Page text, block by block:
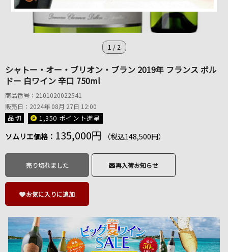
1 / 2
シャトー・オー・ブリオン・ブラン 2019年 フランス ボル
ドー 白ワイン 辛口 750ml
商品番号：2101020022541
販売日：2024年 08月 27日 12:00
品切 1,350 ポイント進呈
ソムリエ価格： 135,000円 （税込148,500円）
売り切れました 再入荷お知らせ
お気に入りに追加